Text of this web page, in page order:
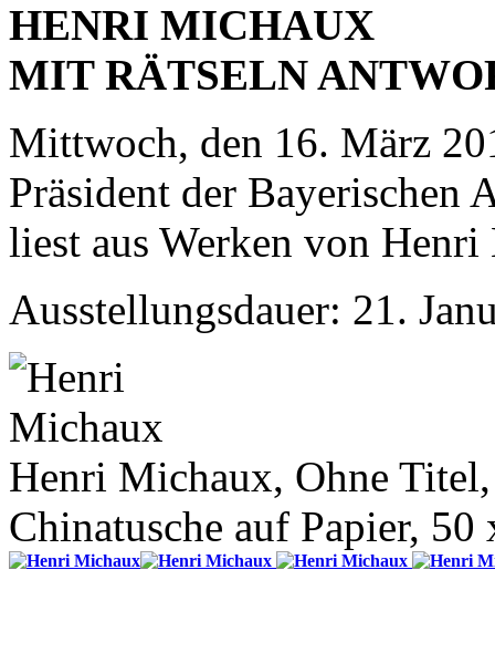
HENRI MICHAUX
MIT RÄTSELN
Mittwoch, den 16. März
Präsident der Bayerischen
liest aus Werken von
Ausstellungsdauer: 21.
Henri Michaux, Ohne
Chinatusche auf Papier, 50